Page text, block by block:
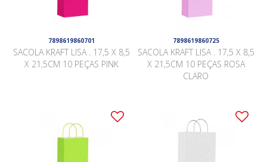
7898619860701
SACOLA KRAFT LISA . 17,5 X 8,5
X 21,5CM 10 PEÇAS PINK
7898619860725
SACOLA KRAFT LISA . 17,5 X 8,5
X 21,5CM 10 PEÇAS ROSA
CLARO